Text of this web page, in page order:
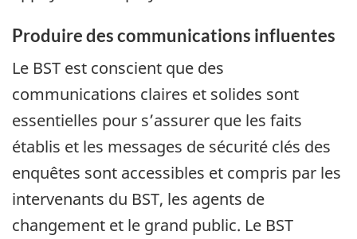
Produire des communications influentes
Le BST est conscient que des
communications claires et solides sont
essentielles pour s’assurer que les faits
établis et les messages de sécurité clés des
enquêtes sont accessibles et compris par les
intervenants du BST, les agents de
changement et le grand public. Le BST